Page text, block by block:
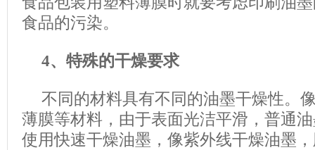
食品的污染。
4、特殊的干燥要求
不同的材料具有不同的油墨干燥性。
薄膜等材料，由于表面光洁平滑，普通
使用快速干燥油墨，像紫外线干燥油墨